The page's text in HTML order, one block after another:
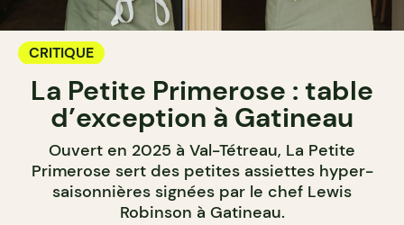
CRITIQUE
La Petite Primerose : table
d’exception à Gatineau
Ouvert en 2025 à Val-Tétreau, La Petite
Primerose sert des petites assiettes hyper-
saisonnières signées par le chef Lewis
Robinson à Gatineau.